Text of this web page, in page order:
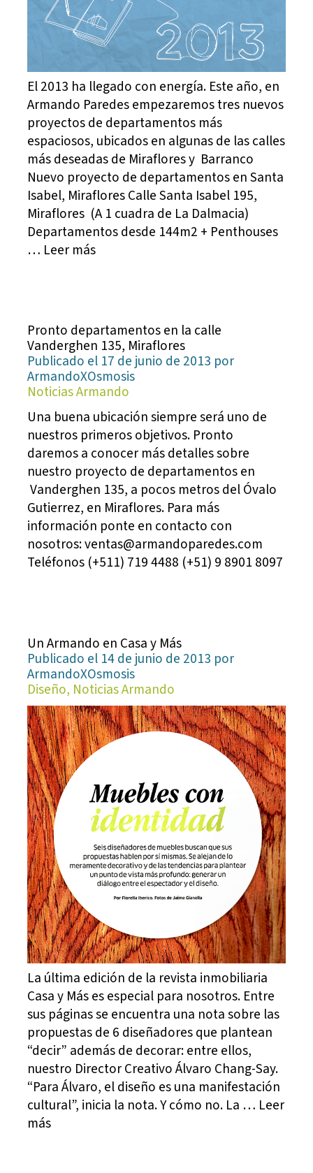
El 2013 ha llegado con energía. Este año, en
Armando Paredes empezaremos tres nuevos
proyectos de departamentos más
espaciosos, ubicados en algunas de las calles
más deseadas de Miraflores y Barranco
Nuevo proyecto de departamentos en Santa
Isabel, Miraflores Calle Santa Isabel 195,
Miraflores (A 1 cuadra de La Dalmacia)
Departamentos desde 144m2 + Penthouses
… Leer más
Pronto departamentos en la calle
Vanderghen 135, Miraflores
Publicado el 17 de junio de 2013 por
ArmandoXOsmosis
Noticias Armando
Una buena ubicación siempre será uno de
nuestros primeros objetivos. Pronto
daremos a conocer más detalles sobre
nuestro proyecto de departamentos en
Vanderghen 135, a pocos metros del Óvalo
Gutierrez, en Miraflores. Para más
información ponte en contacto con
nosotros:ventas@armandoparedes.com
Teléfonos (+511) 719 4488 (+51) 9 8901 8097
Un Armando en Casa y Más
Publicado el 14 de junio de 2013 por
ArmandoXOsmosis
Diseño, Noticias Armando
La última edición de la revista inmobiliaria
Casa y Más es especial para nosotros. Entre
sus páginas se encuentra una nota sobre las
propuestas de 6 diseñadores que plantean
“decir” además de decorar: entre ellos,
nuestro Director Creativo Álvaro Chang-Say.
“Para Álvaro, el diseño es una manifestación
cultural”, inicia la nota. Y cómo no. La … Leer
más